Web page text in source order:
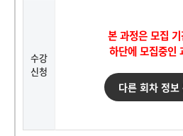
수강
신청
본 과정은 모집
하단에 모집중인
다른 회차 정